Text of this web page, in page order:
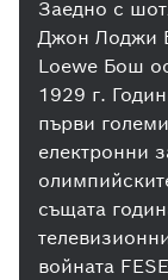
Заедно с
Джон Лоджи
Loewe Бош
1929 г.
първи
електронни
същата
войната